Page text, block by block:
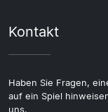
Kontakt
Haben Sie Fragen,
auf ein Spiel
uns.